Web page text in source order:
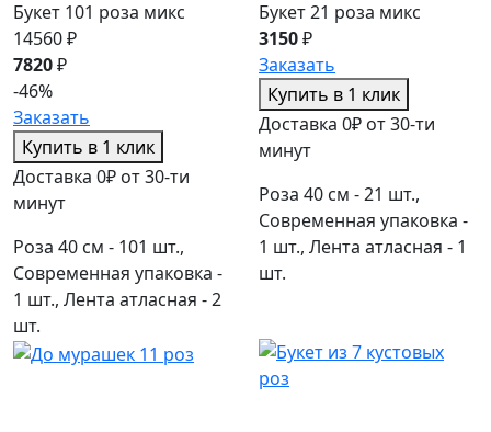
Букет 101 роза микс
14560 ₽
7820₽
-46%
Заказать
Купить в 1 клик
Доставка 0₽ от 30-ти
минут
Роза 40 см - 101 шт.,
Современная упаковка -
1 шт., Лента атласная - 2
шт.
Букет 21 роза микс
3150₽
Заказать
Купить в 1 клик
Доставка 0₽ от 30-ти
минут
Роза 40 см - 21 шт.,
Современная упаковка -
1 шт., Лента атласная - 1
шт.